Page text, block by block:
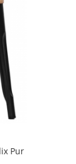
Pur